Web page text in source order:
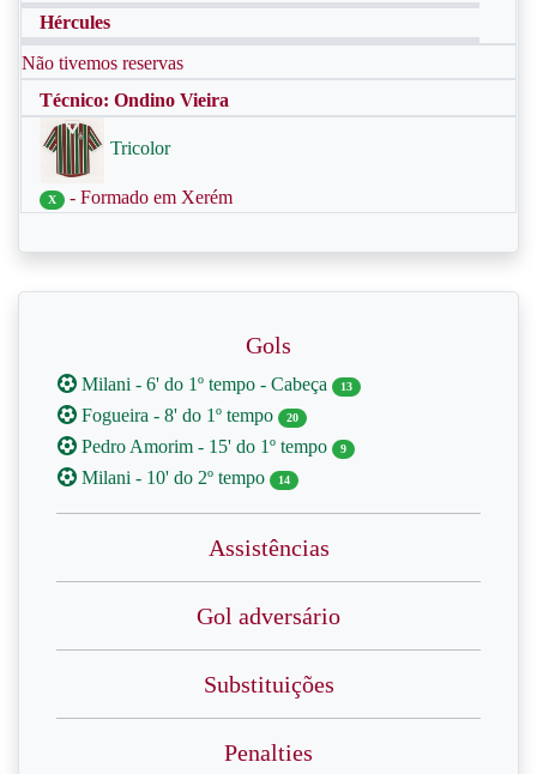
Hércules
Não tivemos reservas
Técnico: Ondino Vieira
Tricolor
X - Formado em Xerém
Gols
Milani - 6' do 1º tempo - Cabeça 13
Fogueira - 8' do 1º tempo 20
Pedro Amorim - 15' do 1º tempo 9
Milani - 10' do 2º tempo 14
Assistências
Gol adversário
Substituições
Penalties